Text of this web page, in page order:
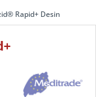
Rapid+